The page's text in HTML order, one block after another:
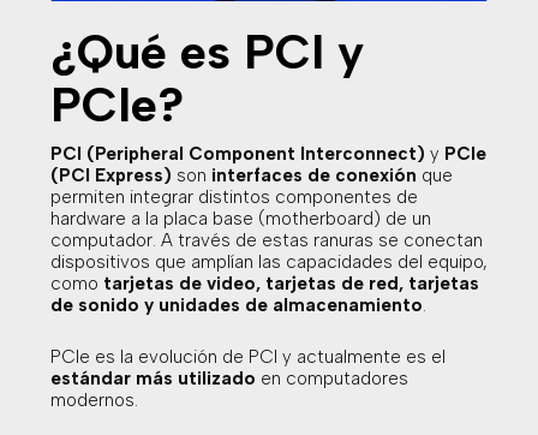
¿Qué es PCI y
PCIe?
PCI (Peripheral Component Interconnect) y PCIe
(PCI Express) son interfaces de conexión que
permiten integrar distintos componentes de
hardware a la placa base (motherboard) de un
computador. A través de estas ranuras se conectan
dispositivos que amplían las capacidades del equipo,
como tarjetas de video, tarjetas de red, tarjetas
de sonido y unidades de almacenamiento.
PCIe es la evolución de PCI y actualmente es el
estándar más utilizado en computadores
modernos.